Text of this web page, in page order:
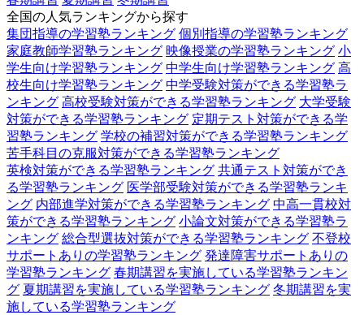
全国の人気ランキングから探す
集団指導の学習塾ランキング 個別指導の学習塾ランキング
家庭教師学習塾ランキング 映像授業の学習塾ランキング 小
学生向け学習塾ランキング 中学生向け学習塾ランキング 高
校生向け学習塾ランキング 中学受験対策ができる学習塾ラ
ンキング 高校受験対策ができる学習塾ランキング 大学受験
対策ができる学習塾ランキング 定期テスト対策ができる学
習塾ランキング 学校の補習対策ができる学習塾ランキング
苦手科目の克服対策ができる学習塾ランキング
英検対策ができる学習塾ランキング 共通テスト対策ができ
る学習塾ランキング 医学部受験対策ができる学習塾ランキ
ング 内部進学対策ができる学習塾ランキング 中高一貫校対
策ができる学習塾ランキング 小論文対策ができる学習塾ラ
ンキング 総合型選抜対策ができる学習塾ランキング 不登校
サポートありの学習塾ランキング 発達障害サポートありの
学習塾ランキング 春期講習を実施している学習塾ランキン
グ 夏期講習を実施している学習塾ランキング 冬期講習を実
施している学習塾ランキング